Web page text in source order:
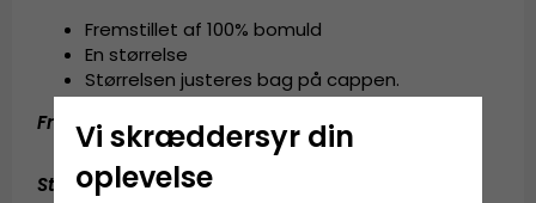
Fremstillet af 100% bomuld
En størrelse
Størrelsen justeres bag på cappen.
Fremstillet af:
100% bomuld
Størrelsesguide:One size fits all
Vi skræddersyr din
oplevelse